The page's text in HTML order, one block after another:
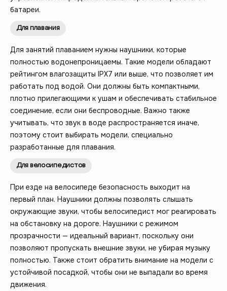
батареи.
Для плавания
Для занятий плаванием нужны наушники, которые
полностью водонепроницаемы. Такие модели обладают
рейтингом влагозащиты IPX7 или выше, что позволяет им
работать под водой. Они должны быть компактными,
плотно прилегающими к ушам и обеспечивать стабильное
соединение, если они беспроводные. Важно также
учитывать, что звук в воде распространяется иначе,
поэтому стоит выбирать модели, специально
разработанные для плавания.
Для велосипедистов
При езде на велосипеде безопасность выходит на
первый план. Наушники должны позволять слышать
окружающие звуки, чтобы велосипедист мог реагировать
на обстановку на дороге. Наушники с режимом
прозрачности — идеальный вариант, поскольку они
позволяют пропускать внешние звуки, не убирая музыку
полностью. Также стоит обратить внимание на модели с
устойчивой посадкой, чтобы они не выпадали во время
движения.